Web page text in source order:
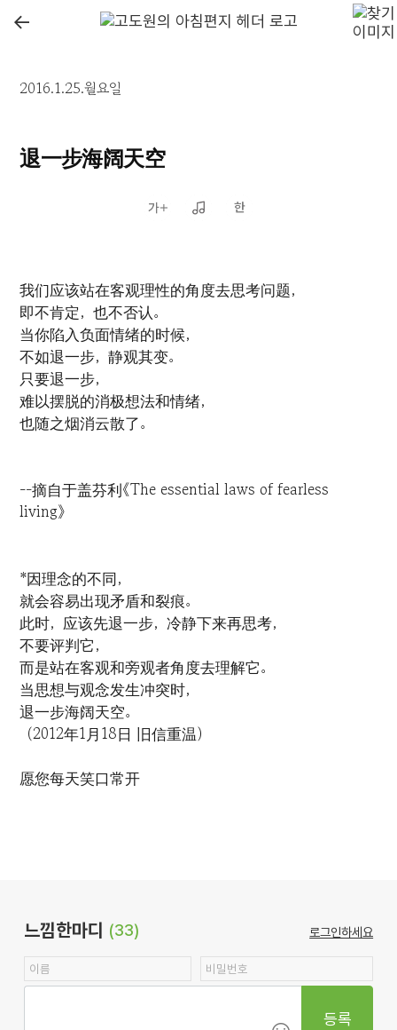
←
2016.1.25.월요일
退一步海阔天空
我们应该站在客观理性的角度去思考问题，
即不肯定，也不否认。
当你陷入负面情绪的时候，
不如退一步，静观其变。
只要退一步，
难以摆脱的消极想法和情绪，
也随之烟消云散了。
--摘自于盖芬利《The essential laws of fearless
living》
*因理念的不同，
就会容易出现矛盾和裂痕。
此时，应该先退一步，冷静下来再思考，
不要评判它，
而是站在客观和旁观者角度去理解它。
当思想与观念发生冲突时，
退一步海阔天空。
（2012年1月18日 旧信重温）
愿您每天笑口常开
느낌한마디 (33) 로그인하세요
등록